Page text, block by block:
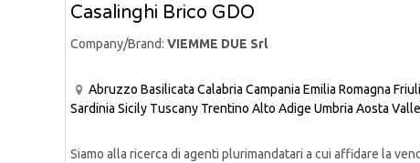
Casalinghi Brico GDO
Company/Brand: VIEMME DUE Srl
Abruzzo Basilicata Calabria Campania Emilia Romagna
Sardinia Sicily Tuscany Trentino Alto Adige Umbria Aosta
Siamo alla ricerca di agenti plurimandatari a cui affidare la